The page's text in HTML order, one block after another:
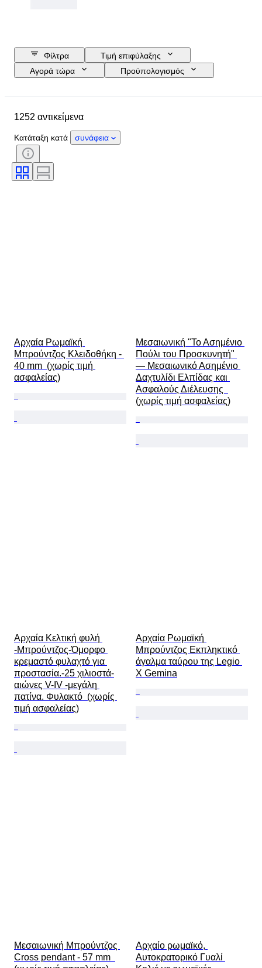
Φίλτρα
Τιμή επιφύλαξης
Αγορά τώρα
Προϋπολογισμός
Αντικείμενο
Φύλο
Περίοδος
Λίθος
Πιστοποίηση
Στυλ
1252 αντικείμενα
Κατάταξη κατά συνάφεια
Αρχαία Ρωμαϊκή
Μπρούντζος Κλειδοθήκη -
40 mm  (χωρίς τιμή
ασφαλείας)
Μεσαιωνική "Το Ασημένιο
Πούλι του Προσκυνητή"
— Μεσαιωνικό Ασημένιο
Δαχτυλίδι Ελπίδας και
Ασφαλούς Διέλευσης
(χωρίς τιμή ασφαλείας)
Αρχαία Κελτική φυλή
-Μπρούντζος-Όμορφο
κρεμαστό φυλαχτό για
προστασία.-25 χιλιοστά-
αιώνες V-IV -μεγάλη
πατίνα. Φυλακτό  (χωρίς
τιμή ασφαλείας)
Αρχαία Ρωμαϊκή
Μπρούντζος Εκπληκτικό
άγαλμα ταύρου της Legio
X Gemina
Μεσαιωνική Μπρούντζος
Cross pendant - 57 mm
Αρχαίο ρωμαϊκό,
Αυτοκρατορικό Γυαλί